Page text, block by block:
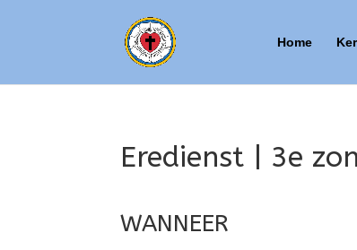
Home
Eredienst | 3e
WANNEER